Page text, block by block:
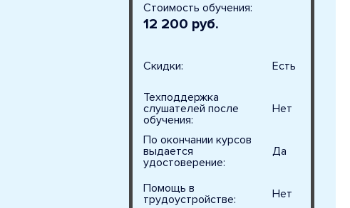
Стоимость обучения:
12 200 руб.
Скидки: Есть
Техподдержка
слушателей после
обучения:
Нет
По окончании курсов
выдается
удостоверение:
Да
Помощь в
трудоустройстве:
Нет